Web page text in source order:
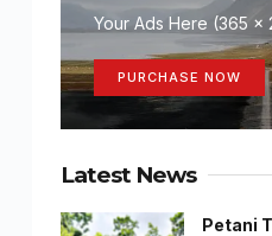
Your Ads Here (365 x
PURCHASE NOW
Latest News
Petani